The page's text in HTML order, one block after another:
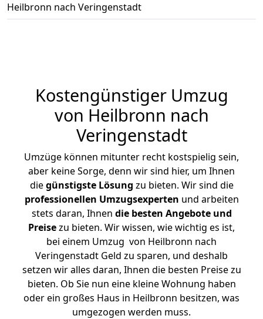
Heilbronn nach Veringenstadt
Kostengünstiger Umzug
von Heilbronn nach
Veringenstadt
Umzüge können mitunter recht kostspielig sein,
aber keine Sorge, denn wir sind hier, um Ihnen
diegünstigste Lösung zu bieten. Wir sind die
professionellen Umzugsexperten und arbeiten
stets daran, Ihnen die besten Angebote und
Preisezu bieten. Wir wissen, wie wichtig es ist,
bei einem Umzug von Heilbronn nach
Veringenstadt Geld zu sparen, und deshalb
setzen wir alles daran, Ihnen die besten Preise zu
bieten. Ob Sie nun eine kleine Wohnung haben
oder ein großes Haus in Heilbronn besitzen, was
umgezogen werden muss.